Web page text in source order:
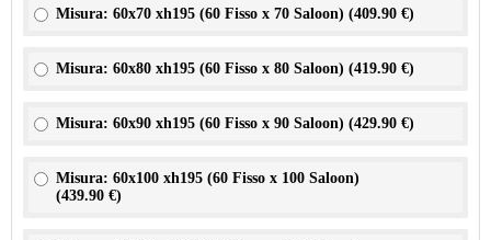
Misura: 60x70 xh195 (60 Fisso x 70 Saloon) (409.90 €)
Misura: 60x80 xh195 (60 Fisso x 80 Saloon) (419.90 €)
Misura: 60x90 xh195 (60 Fisso x 90 Saloon) (429.90 €)
Misura: 60x100 xh195 (60 Fisso x 100 Saloon)
(439.90 €)